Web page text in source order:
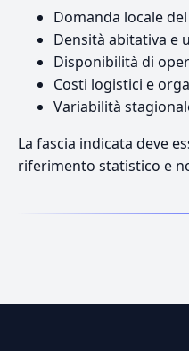
Domanda locale
Densità abitativa e
Disponibilità di
Costi logistici e
Variabilità
La fascia indicata deve
riferimento statistico e